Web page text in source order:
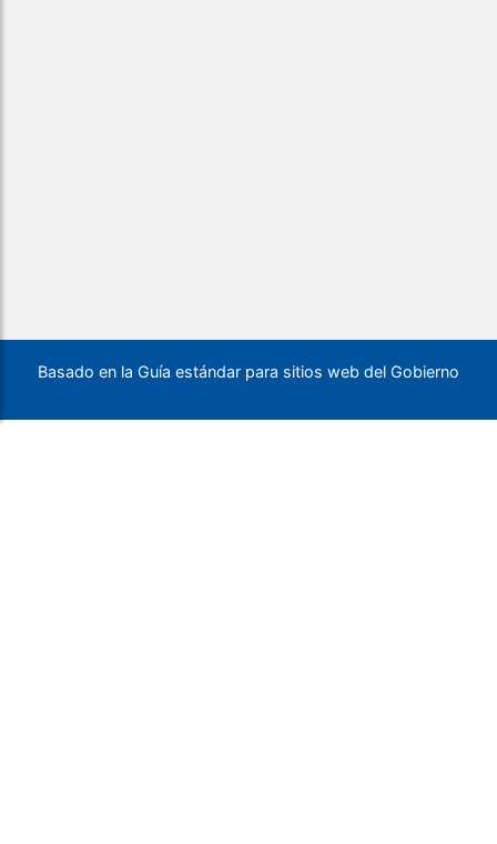
Basado en la Guía estándar para sitios web del Gobierno